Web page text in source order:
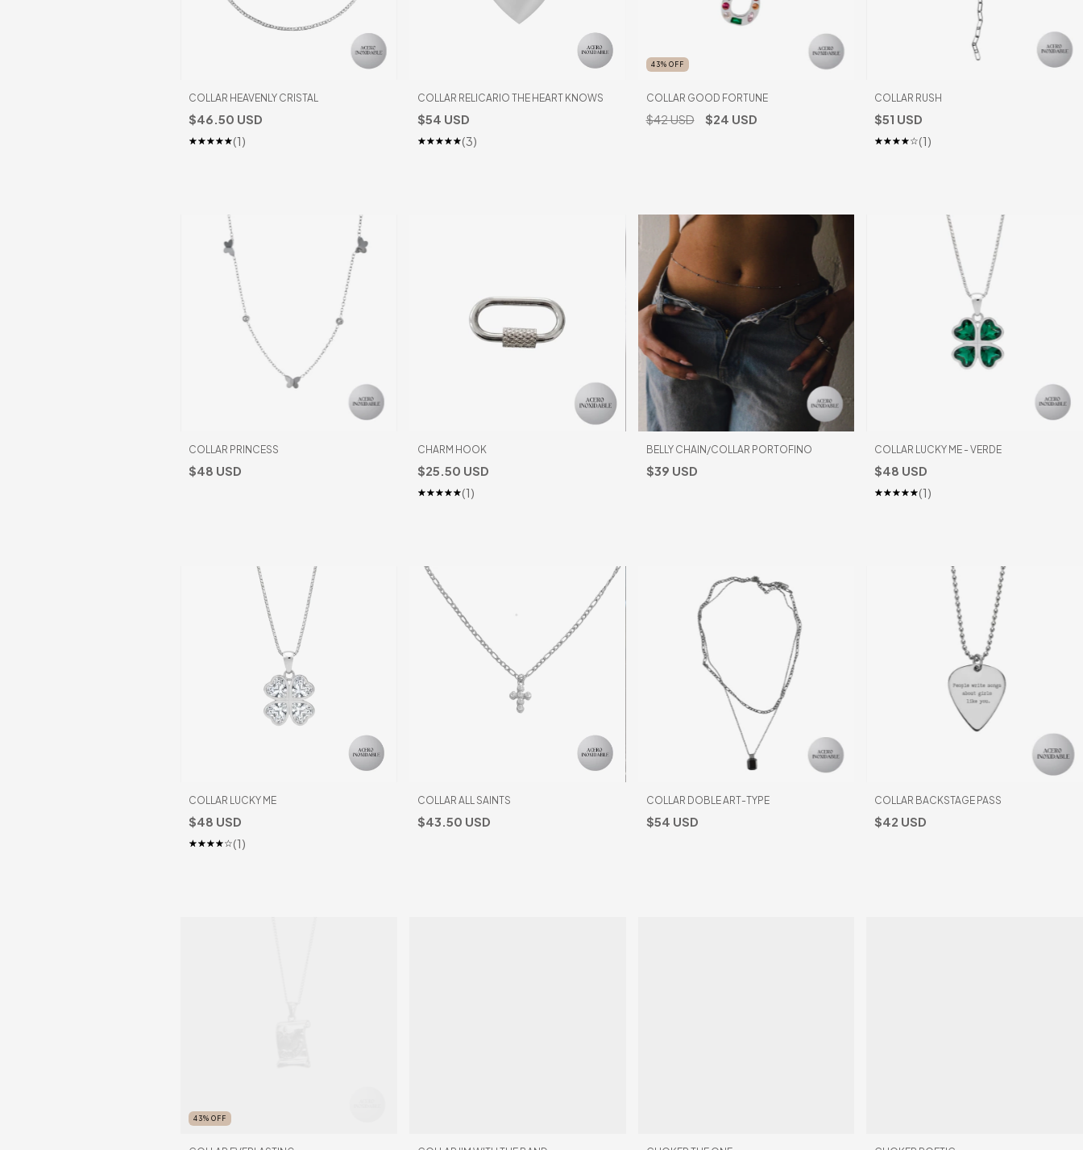
COLLAR HEAVENLY CRISTAL
$46.50 USD
(1)
COLLAR RELICARIO THE HEART KNOWS
$54 USD
(3)
43% OFF
COLLAR GOOD FORTUNE
$42 USD $24 USD
COLLAR RUSH
$51 USD
(1)
COLLAR PRINCESS
$48 USD
CHARM HOOK
$25.50 USD
(1)
BELLY CHAIN/COLLAR PORTOFINO
$39 USD
COLLAR LUCKY ME - VERDE
$48 USD
(1)
COLLAR LUCKY ME
$48 USD
(1)
COLLAR ALL SAINTS
$43.50 USD
COLLAR DOBLE ART-TYPE
$54 USD
COLLAR BACKSTAGE PASS
$42 USD
43% OFF